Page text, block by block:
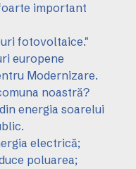
important
fotovoltaice."
europene
Modernizare.
noastră?
energia soarelui
electrică;
poluarea;